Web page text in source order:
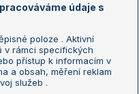
soukromí
o zpracování osobních
údaje s
poloze . Aktivní
v rámci specifických
přístup k informacím v
a obsah, měření reklam
služeb .